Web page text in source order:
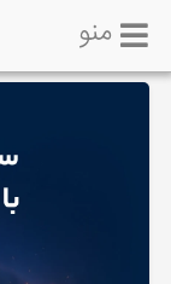
منو